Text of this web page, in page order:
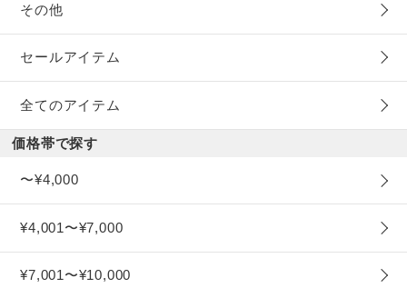
その他
セールアイテム
全てのアイテム
価格帯で探す
〜¥4,000
¥4,001〜¥7,000
¥7,001〜¥10,000